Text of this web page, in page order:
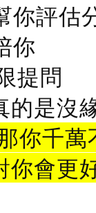
你評估
你
提問
的是沒
你千
你會更